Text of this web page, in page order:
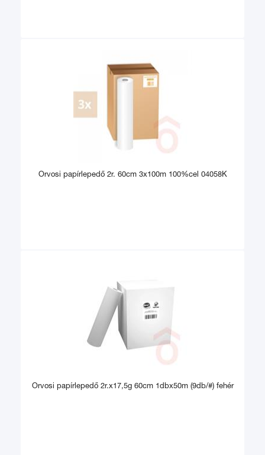
Orvosi papírlepedő 2r. 60cm 3x100m 100%cel 04058K
Orvosi papírlepedő 2r.x17,5g 60cm 1dbx50m (9db/#) fehér